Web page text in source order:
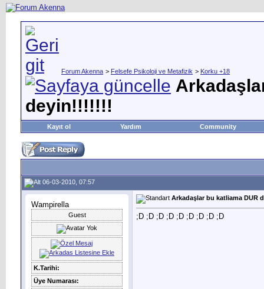
Forum Akenna > Felsefe Psikoloji ve Metafizik > Korku +18
deyin!!!!!!!
Kayıt ol Yardım Community
06-03-2010, 07:57
Wampirella
Guest
K.Tarihi:
Üye Numarası:
Arkadaşlar bu katliama DUR
;D ;D ;D ;D ;D ;D ;D ;D ;D